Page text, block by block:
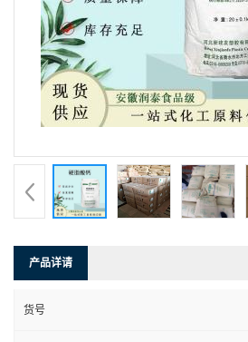
产品详请
货号